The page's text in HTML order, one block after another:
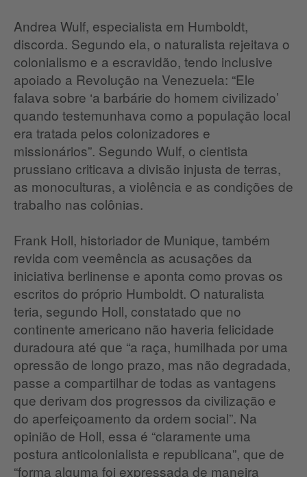
Andrea Wulf, especialista em Humboldt,
discorda. Segundo ela, o naturalista rejeitava o
colonialismo e a escravidão, tendo inclusive
apoiado a Revolução na Venezuela: “Ele
falava sobre ‘a barbárie do homem civilizado’
quando testemunhava como a população local
era tratada pelos colonizadores e
missionários”. Segundo Wulf, o cientista
prussiano criticava a divisão injusta de terras,
as monoculturas, a violência e as condições de
trabalho nas colônias.
Frank Holl, historiador de Munique, também
revida com veemência as acusações da
iniciativa berlinense e aponta como provas os
escritos do próprio Humboldt. O naturalista
teria, segundo Holl, constatado que no
continente americano não haveria felicidade
duradoura até que “a raça, humilhada por uma
opressão de longo prazo, mas não degradada,
passe a compartilhar de todas as vantagens
que derivam dos progressos da civilização e
do aperfeiçoamento da ordem social”. Na
opinião de Holl, essa é “claramente uma
postura anticolonialista e republicana”, que de
“forma alguma foi expressada de maneira